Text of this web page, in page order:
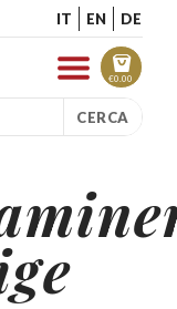
IT EN DE
€0.00
CERCA